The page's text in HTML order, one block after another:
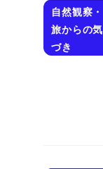
自然観察・
旅からの気
づき